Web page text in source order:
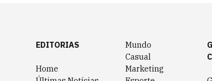
EDITORIAS
Home
Mundo
Casual
Marketing